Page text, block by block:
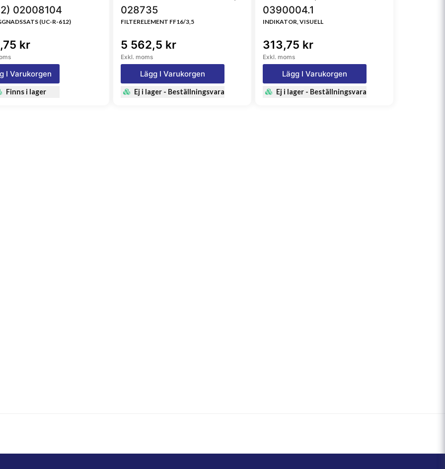
LFR83588,
G051798, LF538, P538,
1132400473, 1132400474,
1132401600,
13200487, 132004870,
X113201008,
15201Z9010,
L3328PP, L207,
LFP6007, W11502,
02008104
(UC-R-612)
kr
I Varukorgen
Finns i lager
028735
FILTERELEMENT FF16/3,5
5 562,5 kr
Exkl. moms
Lägg I Varukorgen
Ej i lager - Beställningsvara
0390004.1
INDIKATOR, VISUELL
313,75 kr
Exkl. moms
Lägg I Varukorgen
Ej i lager - Beställningsvara